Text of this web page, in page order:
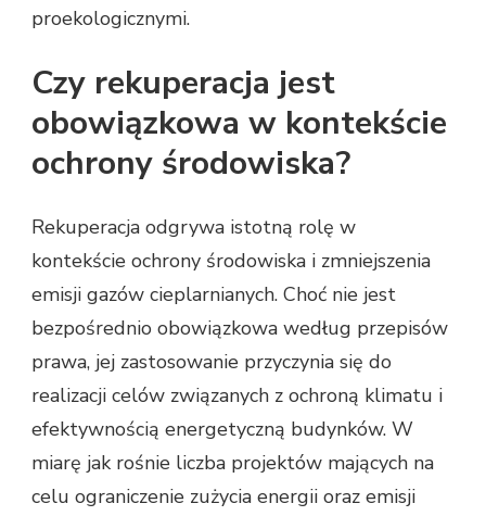
proekologicznymi.
Czy rekuperacja jest
obowiązkowa w kontekście
ochrony środowiska?
Rekuperacja odgrywa istotną rolę w
kontekście ochrony środowiska i zmniejszenia
emisji gazów cieplarnianych. Choć nie jest
bezpośrednio obowiązkowa według przepisów
prawa, jej zastosowanie przyczynia się do
realizacji celów związanych z ochroną klimatu i
efektywnością energetyczną budynków. W
miarę jak rośnie liczba projektów mających na
celu ograniczenie zużycia energii oraz emisji